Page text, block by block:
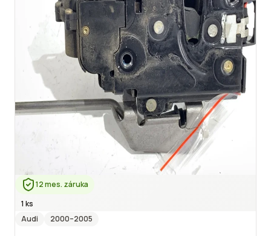
12 mes. záruka
1 ks
Audi
2000–2005